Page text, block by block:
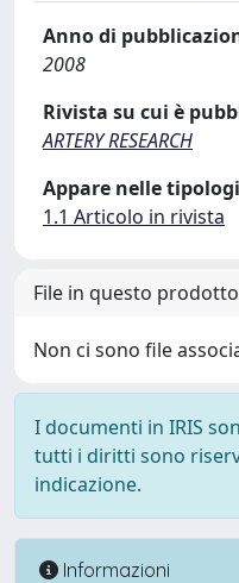
Anno di
2008
Rivista su cui è
ARTERY RESEARCH
Appare nelle
1.1 Articolo in rivista
File in questo
Non ci sono file
I documenti in IRIS
tutti i diritti sono
indicazione.
Informazioni